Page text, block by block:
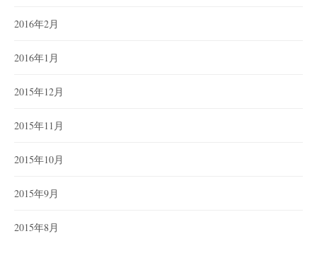
2016年2月
2016年1月
2015年12月
2015年11月
2015年10月
2015年9月
2015年8月